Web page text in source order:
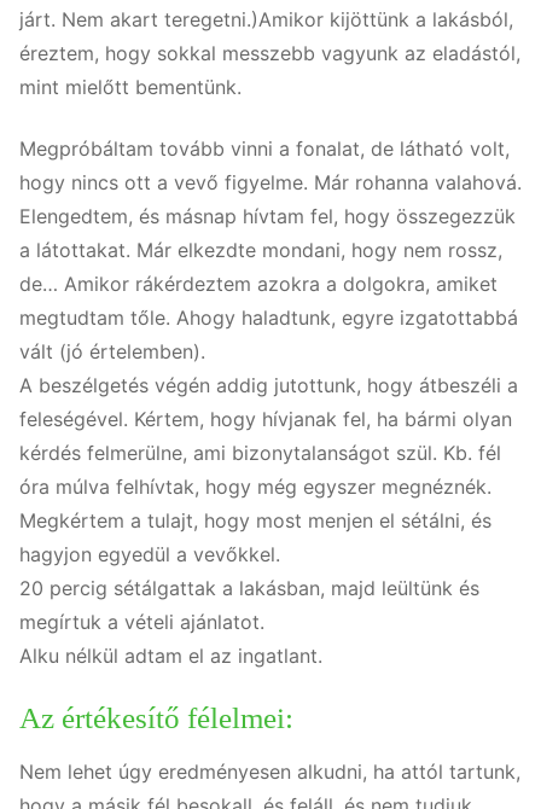
járt. Nem akart teregetni.)Amikor kijöttünk a lakásból,
éreztem, hogy sokkal messzebb vagyunk az eladástól,
mint mielőtt bementünk.
Megpróbáltam tovább vinni a fonalat, de látható volt,
hogy nincs ott a vevő figyelme. Már rohanna valahová.
Elengedtem, és másnap hívtam fel, hogy összegezzük
a látottakat. Már elkezdte mondani, hogy nem rossz,
de… Amikor rákérdeztem azokra a dolgokra, amiket
megtudtam tőle. Ahogy haladtunk, egyre izgatottabbá
vált (jó értelemben).
A beszélgetés végén addig jutottunk, hogy átbeszéli a
feleségével. Kértem, hogy hívjanak fel, ha bármi olyan
kérdés felmerülne, ami bizonytalanságot szül. Kb. fél
óra múlva felhívtak, hogy még egyszer megnéznék.
Megkértem a tulajt, hogy most menjen el sétálni, és
hagyjon egyedül a vevőkkel.
20 percig sétálgattak a lakásban, majd leültünk és
megírtuk a vételi ajánlatot.
Alku nélkül adtam el az ingatlant.
Az értékesítő félelmei:
Nem lehet úgy eredményesen alkudni, ha attól tartunk,